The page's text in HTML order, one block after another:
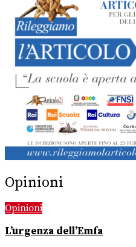
Opinioni
Opinioni
L’urgenza dell’Emfa